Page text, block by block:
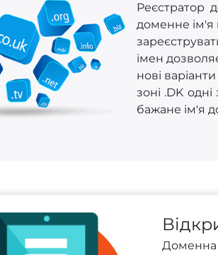
Реєстратор
доменне ім'я
імен
нові
зоні .DK
бажане ім'я
Доменна